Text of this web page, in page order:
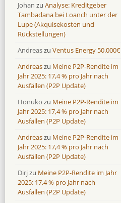
Omaraha
16,4 %
Omaraha
18,0 %
Johan zu Analyse: Kreditgeber
Tambadana bei Loanch unter der
Lupe (Akquisekosten und
Rückstellungen)
Andreaszu Ventus Energy 50.000€
Andreaszu Meine P2P-Rendite im
Jahr 2025: 17,4 % pro Jahr nach
Ausfällen (P2P Update)
Honuko zu Meine P2P-Rendite im
Jahr 2025: 17,4 % pro Jahr nach
Ausfällen (P2P Update)
Andreaszu Meine P2P-Rendite im
Jahr 2025: 17,4 % pro Jahr nach
Ausfällen (P2P Update)
Dirjzu Meine P2P-Rendite im Jahr
2025: 17,4 % pro Jahr nach
Ausfällen (P2P Update)